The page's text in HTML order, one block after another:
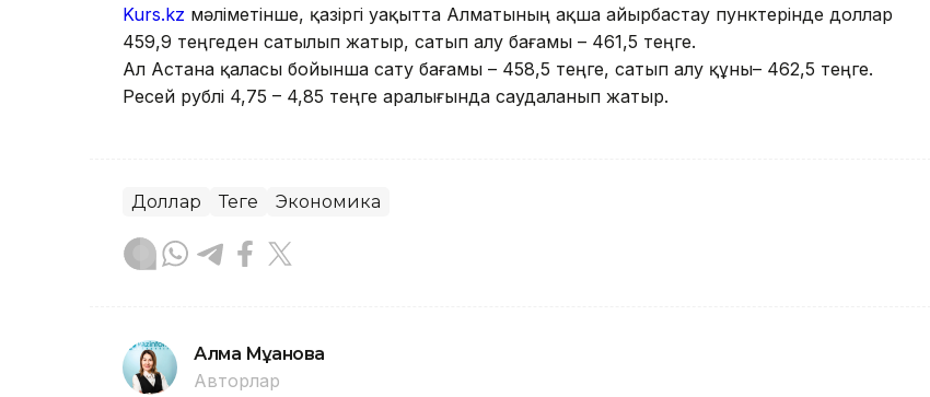
Kurs.kz мәліметінше, қазіргі уақытта Алматының ақша айырбастау пунктерінде доллар
459,9 теңгеден сатылып жатыр, сатып алу бағамы – 461,5 теңге.
Ал Астана қаласы бойынша сату бағамы – 458,5 теңге, сатып алу құны– 462,5 теңге.
Ресей рублі 4,75 – 4,85 теңге аралығында саудаланып жатыр.
Доллар Теңге Экономика
Алма Мұқанова
Авторлар